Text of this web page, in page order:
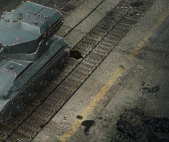
Discord
Mod Merkezi
Medya